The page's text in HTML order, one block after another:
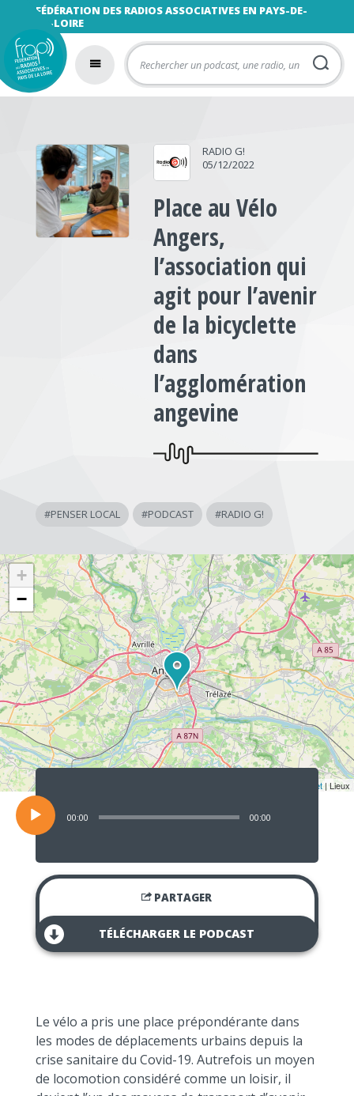
FÉDÉRATION DES RADIOS ASSOCIATIVES EN PAYS-DE-
LA-LOIRE
RADIO G!
05/12/2022
Place au Vélo
Angers,
l’association qui
agit pour l’avenir
de la bicyclette
dans
l’agglomération
angevine
#PENSER LOCAL #PODCAST #RADIO G!
+
−
Leaflet | Lieux
Lecteur
audio
00:00 00:00
PARTAGER
TÉLÉCHARGER LE PODCAST
Le vélo a pris une place prépondérante dans
les modes de déplacements urbains depuis la
crise sanitaire du Covid-19. Autrefois un moyen
de locomotion considéré comme un loisir, il